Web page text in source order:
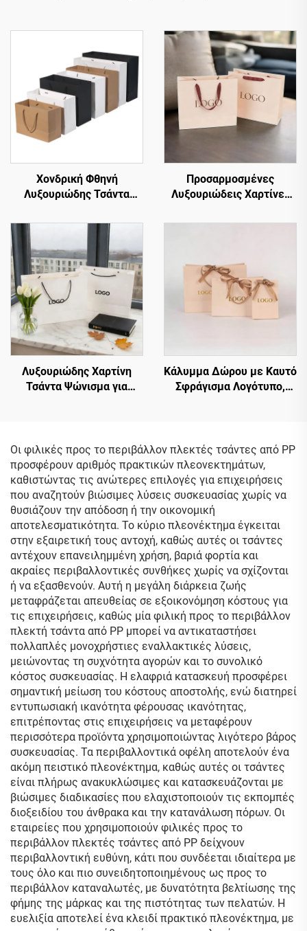
Χονδρική Φθηνή
Λυξουριώδης Τσάντα
και Καφέ Χαρτί Kraft με
Έντυπο Λογότυπο
Προσαρμοσμένες
Λυξουριώδεις Χαρτίνες
Ψώνισμα για Ρούχα, με το
Λυξουριώδης Χαρτίνη
Τσάντα Ψώνισμα για
Δώρου, Τσάντα Μπουτίκ,
Υψηλής Ποιότητας,
Οικολογική
Προσαρμοσμένη Χαρτίνη
Τσάντα
Κάλυμμα Δώρου με Καυτό
Σφράγισμα Λογότυπο,
Πολυτελής Βιτρίνα,
Προσαρμοσμένες
Χαρτίνες Τσάντες
Οι φιλικές προς το περιβάλλον πλεκτές τσάντες από PP
προσφέρουν αριθμός πρακτικών πλεονεκτημάτων,
καθιστώντας τις ανώτερες επιλογές για επιχειρήσεις
που αναζητούν βιώσιμες λύσεις συσκευασίας χωρίς να
θυσιάζουν την απόδοση ή την οικονομική
αποτελεσματικότητα. Το κύριο πλεονέκτημα έγκειται
στην εξαιρετική τους αντοχή, καθώς αυτές οι τσάντες
αντέχουν επανειλημμένη χρήση, βαριά φορτία και
ακραίες περιβαλλοντικές συνθήκες χωρίς να σχίζονται
ή να εξασθενούν. Αυτή η μεγάλη διάρκεια ζωής
μεταφράζεται απευθείας σε εξοικονόμηση κόστους για
τις επιχειρήσεις, καθώς μία φιλική προς το περιβάλλον
πλεκτή τσάντα από PP μπορεί να αντικαταστήσει
πολλαπλές μονοχρήστιες εναλλακτικές λύσεις,
μειώνοντας τη συχνότητα αγορών και το συνολικό
κόστος συσκευασίας. Η ελαφριά κατασκευή προσφέρει
σημαντική μείωση του κόστους αποστολής, ενώ διατηρεί
εντυπωσιακή ικανότητα φέρουσας ικανότητας,
επιτρέποντας στις επιχειρήσεις να μεταφέρουν
περισσότερα προϊόντα χρησιμοποιώντας λιγότερο βάρος
συσκευασίας. Τα περιβαλλοντικά οφέλη αποτελούν ένα
ακόμη πειστικό πλεονέκτημα, καθώς αυτές οι τσάντες
είναι πλήρως ανακυκλώσιμες και κατασκευάζονται με
βιώσιμες διαδικασίες που ελαχιστοποιούν τις εκπομπές
διοξειδίου του άνθρακα και την κατανάλωση πόρων. Οι
εταιρείες που χρησιμοποιούν φιλικές προς το
περιβάλλον πλεκτές τσάντες από PP δείχνουν
περιβαλλοντική ευθύνη, κάτι που συνδέεται ιδιαίτερα με
τους όλο και πιο συνειδητοποιημένους ως προς το
περιβάλλον καταναλωτές, με δυνατότητα βελτίωσης της
φήμης της μάρκας και της πιστότητας των πελατών. Η
ευελιξία αποτελεί ένα κλειδί πρακτικό πλεονέκτημα, με